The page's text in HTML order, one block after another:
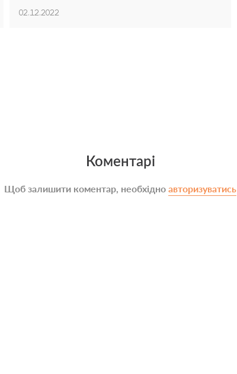
02.12.2022
Коментарі
Щоб залишити коментар, необхідно авторизуватись